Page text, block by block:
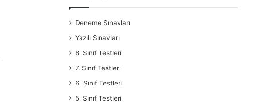
Deneme Sınavları
Yazılı Sınavları
8. Sınıf Testleri
7. Sınıf Testleri
6. Sınıf Testleri
5. Sınıf Testleri